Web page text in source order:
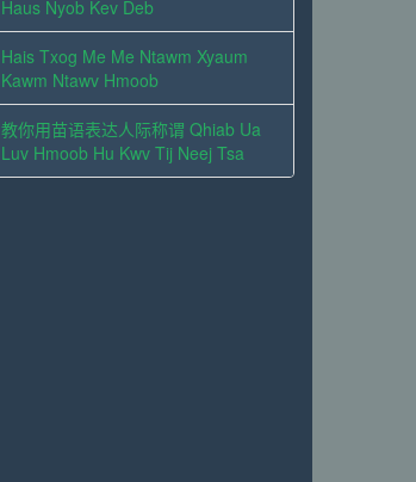
Haus Nyob Kev Deb
Hais Txog Me Me Ntawm Xyaum
Kawm Ntawv Hmoob
教你用苗语表达人际称谓 Qhiab Ua
Luv Hmoob Hu Kwv Tij Neej Tsa